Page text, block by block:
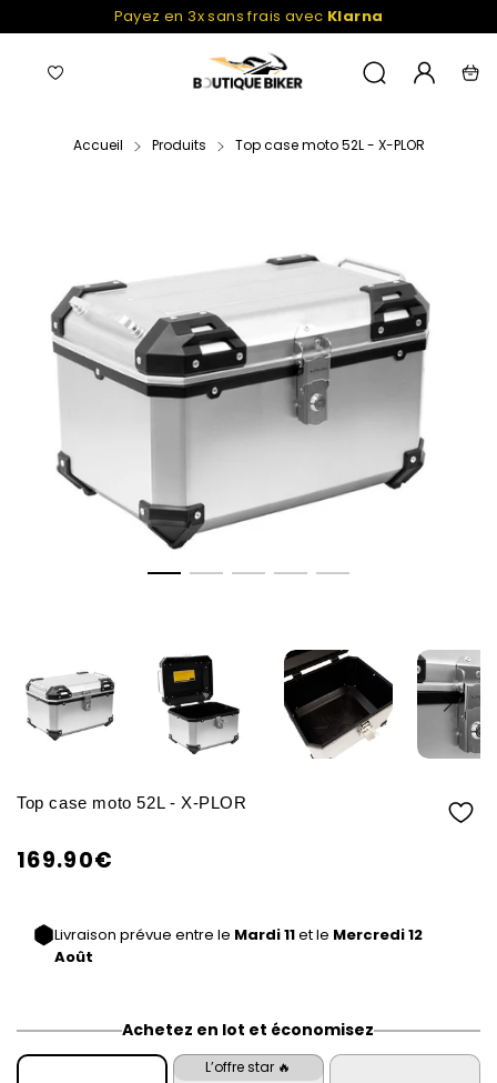
au
Payez en 3x sans frais avec Klarna
Navigation
Liste
Recherche
Mon
Accueil Produits Top case moto 52L - X-PLOR
Top case moto 52L - X-PLOR
169.90€
/
UNITAIRE
Livraison prévue entre le Mardi 11et le Mercredi 12
Août
Achetez en lot et économisez
L’offre star 🔥